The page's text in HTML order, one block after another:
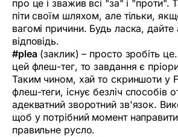
про це і зважив всі "за" і "проти".
піти своїм шляхом, але тільки,
вагомі причини. Будь ласка, дайте
відповідь.
#plea(заклик) – просто зробіть
цей флеш-тег, то завдання є
Таким чином, хай то скриншоти у
флеш-теги, існує безліч способів
адекватний зворотний зв'язок.
щоб у потрібний момент
правильне русло.